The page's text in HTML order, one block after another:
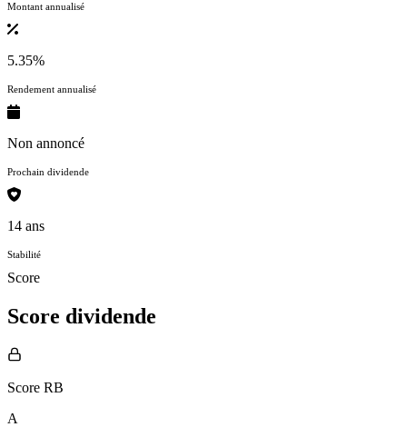
Montant annualisé
5.35%
Rendement annualisé
Non annoncé
Prochain dividende
14 ans
Stabilité
Score
Score dividende
Score RB
A